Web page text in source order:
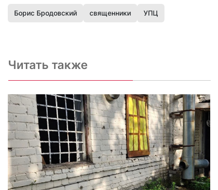
Борис Бродовский священники УПЦ
Читать также